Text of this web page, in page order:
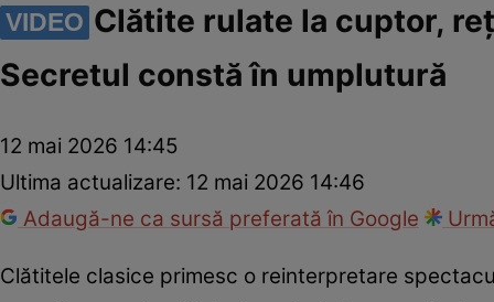
VIDEO Clătite rulate la cuptor,
Secretul constă în umplutură
12 mai 2026 14:45
Ultima actualizare: 12 mai 2026 14:46
Adaugă-ne ca sursă preferată în Google
Clătitele clasice primesc o reinterpretare